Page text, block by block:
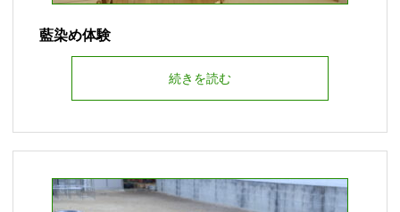
藍染め体験
続きを読む